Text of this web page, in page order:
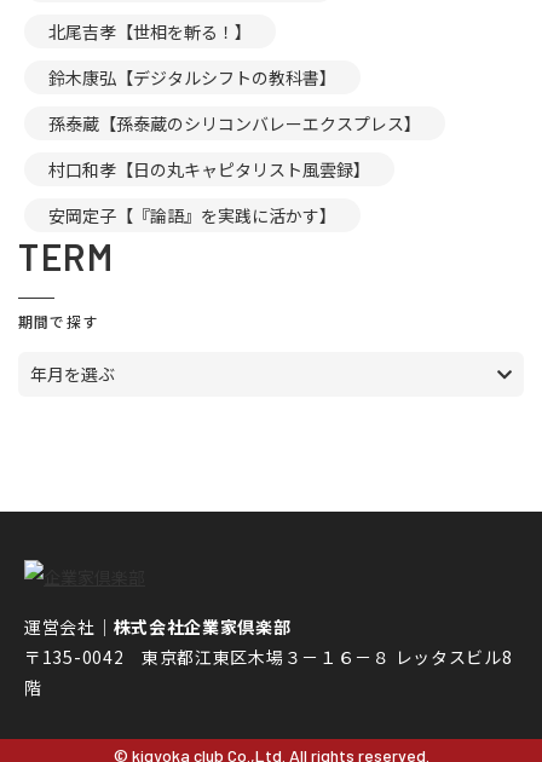
北尾吉孝【世相を斬る！】
鈴木康弘【デジタルシフトの教科書】
孫泰蔵【孫泰蔵のシリコンバレーエクスプレス】
村口和孝【日の丸キャピタリスト風雲録】
安岡定子【『論語』を実践に活かす】
TERM
期間で探す
年月を選ぶ
運営会社｜ 株式会社企業家倶楽部
〒135-0042 東京都江東区木場３－１６－８ レッタスビル8
階
© kigyoka club Co.,Ltd. All rights reserved.